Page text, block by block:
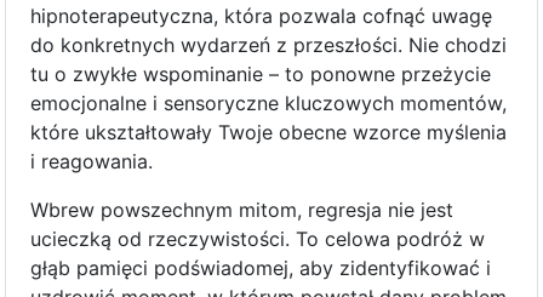
hipnoterapeutyczna, która pozwala cofnąć uwagę
do konkretnych wydarzeń z przeszłości. Nie chodzi
tu o zwykłe wspominanie – to ponowne przeżycie
emocjonalne i sensoryczne kluczowych momentów,
które ukształtowały Twoje obecne wzorce myślenia
i reagowania.
Wbrew powszechnym mitom, regresja nie jest
ucieczką od rzeczywistości. To celowa podróż w
głąb pamięci podświadomej, aby zidentyfikować i